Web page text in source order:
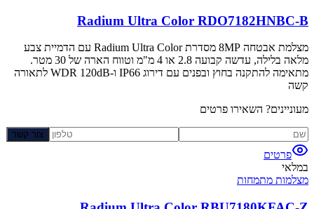
Radium Ultra Color RDO7182HNBC-B
מצלמת אבטחה 8MP מסדרת Radium Ultra Color עם הדמיית צבע
מלאה בלילה, עדשה קבועה 2.8 או 4 מ"מ וטווח הארה של 30 מטר.
מתאימה להתקנה בחוץ ובפנים עם דירוג IP66 ו-WDR 120dB לתאורה
קשה
מעוניינים? השאירו פרטים
צור קשר
פרטים
במלאי
מצלמות מתמחות